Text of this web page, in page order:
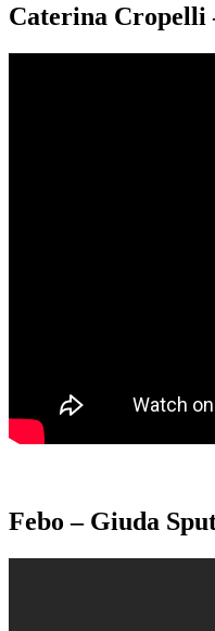
Caterina Cropelli
Febo – Giuda